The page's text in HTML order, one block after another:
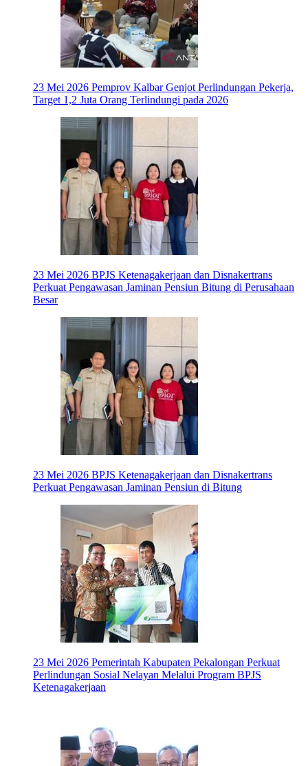
23 Mei 2026 Pemprov Kalbar Genjot Perlindungan Pekerja,
Target 1,2 Juta Orang Terlindungi pada 2026
23 Mei 2026 BPJS Ketenagakerjaan dan Disnakertrans
Perkuat Pengawasan Jaminan Pensiun Bitung di Perusahaan
Besar
23 Mei 2026 BPJS Ketenagakerjaan dan Disnakertrans
Perkuat Pengawasan Jaminan Pensiun di Bitung
23 Mei 2026 Pemerintah Kabupaten Pekalongan Perkuat
Perlindungan Sosial Nelayan Melalui Program BPJS
Ketenagakerjaan